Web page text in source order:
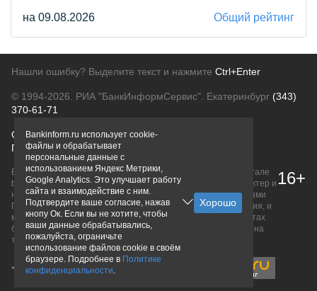
на 09.08.2026 Общий рейтинг
Нашли ошибку? Выделите текст и нажмите Ctrl+Enter
© 1994-2026. РИА "БанкИнформСервис". Екатеринбург (343)
370-61-71
О проектеПолитика конфиденциальности
Правовая информацияДля рекламодателей
Вся информация о продуктах банков, размещенная на портале
bankinform.ru, носит исключительно ознакомительный характер и
не является публичной офертой, определяемой положениями
ГК РФ. Информация не содержит точного и полного описания, и
может быть изменена. Конечные условия уточняйте на сайтах
банков или при личном обращении. Исключительное право на
товарные знаки принадлежит их правообладателям.
16+
Bankinform.ru использует cookie-
файлы и обрабатывает
персональные данные с
использованием Яндекс Метрики,
Google Analytics. Это улучшает работу
сайта и взаимодействие с ним.
Подтвердите ваше согласие, нажав
кнопу Ок. Если вы не хотите, чтобы
ваши данные обрабатывались,
пожалуйста, ограничьте
использование файлов cookie в своём
браузере. Подробнее в Политике
конфиденциальности.